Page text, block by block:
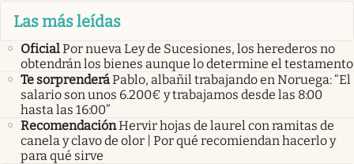
Las más leídas
OficialPor nueva Ley de Sucesiones, los herederos no
obtendrán los bienes aunque lo determine el testamento
Te sorprenderáPablo, albañil trabajando en Noruega: “El
salario son unos 6.200€ y trabajamos desde las 8:00
hasta las 16:00”
RecomendaciónHervir hojas de laurel con ramitas de
canela y clavo de olor | Por qué recomiendan hacerlo y
para qué sirve